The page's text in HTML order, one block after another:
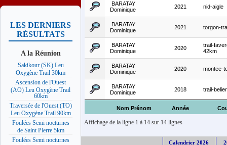
LES DERNIERS
RÉSULTATS
A la Réunion
Sakikour (SK) Leu
Oxygène Trail 30km
Ascension de l'Ouest
(AO) Leu Oxygène Trail
60km
Traversée de l'Ouest (TO)
Leu Oxygène Trail 90km
Foulées Semi nocturnes
de Saint Pierre 5km
Foulées Semi nocturnes
Nom Prénom Année
BARATAY
Dominique
2021 nid-aigle
BARATAY
Dominique
2021 torgon-
BARATAY
Dominique
2020
trail-
42km
BARATAY
Dominique
2020 montee-
BARATAY
Dominique
2018 trail-
Affichage de la ligne 1 à 14 sur 14 lignes
Calendrier 2026